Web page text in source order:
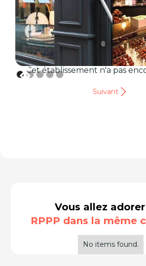
Cet établissement n'a pas
Suivant
Vous allez
RPPP dans la même
No items found.